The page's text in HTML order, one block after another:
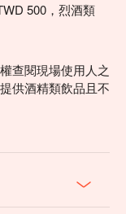
500，烈酒類
查閱現場使用人之
供酒精類飲品且不